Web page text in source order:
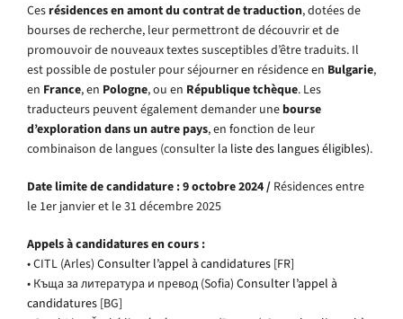
Cesrésidences en amont du contrat de traduction, dotées de
bourses de recherche, leur permettront de découvrir et de
promouvoir de nouveaux textes susceptibles d’être traduits. Il
est possible de postuler pour séjourner en résidence en Bulgarie,
en France, en Pologne, ou en République tchèque. Les
traducteurs peuvent également demander unebourse
d’exploration dans un autre pays, en fonction de leur
combinaison de langues (consulter la liste des langues éligibles).
Date limite de candidature : 9 octobre 2024 / Résidences entre
le 1er janvier et le 31 décembre 2025
Appels à candidatures en cours :
• CITL (Arles) Consulter l’appel à candidatures [FR]
• Къща за литература и превод (Sofia) Consulter l’appel à
candidatures [BG]